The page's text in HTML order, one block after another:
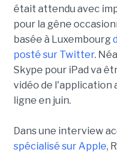
était attendu avec
pour la gêne
basée à Luxembourg
posté sur Twitter.
Skype pour iPad va
vidéo de l'application
ligne en juin.
Dans une interview
spécialisé sur Apple,